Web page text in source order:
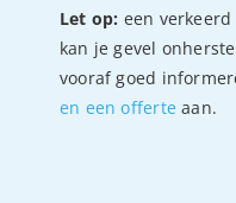
Let op: een
kan je gevel
vooraf goed
en een offerte aan.